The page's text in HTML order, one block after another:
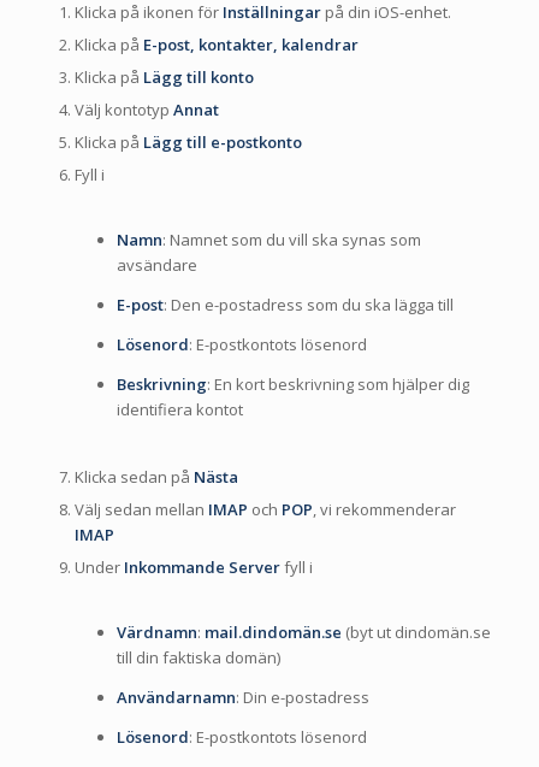
Klicka på ikonen för Inställningarpå din iOS-enhet.
Klicka på E-post, kontakter, kalendrar
Klicka på Lägg till konto
Välj kontotyp Annat
Klicka på Lägg till e-postkonto
Fyll i
Namn: Namnet som du vill ska synas som
avsändare
E-post: Den e-postadress som du ska lägga till
Lösenord: E-postkontots lösenord
Beskrivning: En kort beskrivning som hjälper dig
identifiera kontot
Klicka sedan på Nästa
Välj sedan mellan IMAP och POP, vi rekommenderar
IMAP
Under Inkommande Serverfyll i
Värdnamn: mail.dindomän.se (byt ut dindomän.se
till din faktiska domän)
Användarnamn: Din e-postadress
Lösenord: E-postkontots lösenord